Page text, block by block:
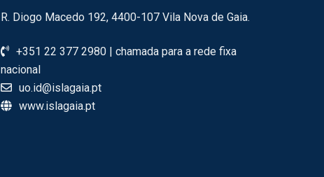
R. Diogo Macedo 192, 4400-107 Vila Nova de Gaia.
+351 22 377 2980 | chamada para a rede fixa
nacional
uo.id@islagaia.pt
www.islagaia.pt